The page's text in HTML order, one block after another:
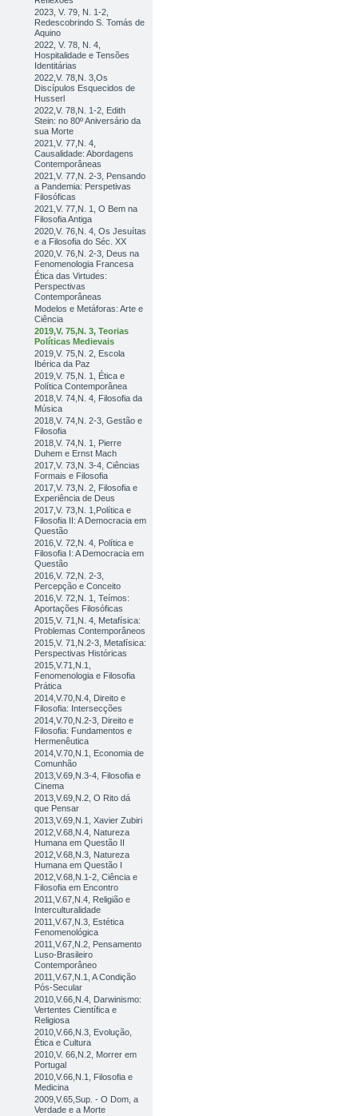
2023, V. 79, N. 1-2,
Redescobrindo S. Tomás de
Aquino
2022, V. 78, N. 4,
Hospitalidade e Tensões
Identitárias
2022,V. 78,N. 3,Os
Discípulos Esquecidos de
Husserl
2022,V. 78,N. 1-2, Edith
Stein: no 80º Aniversário da
sua Morte
2021,V. 77,N. 4,
Causalidade: Abordagens
Contemporâneas
2021,V. 77,N. 2-3, Pensando
a Pandemia: Perspetivas
Filosóficas
2021,V. 77,N. 1, O Bem na
Filosofia Antiga
2020,V. 76,N. 4, Os Jesuítas
e a Filosofia do Séc. XX
2020,V. 76,N. 2-3, Deus na
Fenomenologia Francesa
Ética das Virtudes:
Perspectivas
Contemporâneas
Modelos e Metáforas: Arte e
Ciência
2019,V. 75,N. 3, Teorias
Políticas Medievais
2019,V. 75,N. 2, Escola
Ibérica da Paz
2019,V. 75,N. 1, Ética e
Política Contemporânea
2018,V. 74,N. 4, Filosofia da
Música
2018,V. 74,N. 2-3, Gestão e
Filosofia
2018,V. 74,N. 1, Pierre
Duhem e Ernst Mach
2017,V. 73,N. 3-4, Ciências
Formais e Filosofia
2017,V. 73,N. 2, Filosofia e
Experiência de Deus
2017,V. 73,N. 1,Política e
Filosofia II: A Democracia em
Questão
2016,V. 72,N. 4, Política e
Filosofia I: A Democracia em
Questão
2016,V. 72,N. 2-3,
Percepção e Conceito
2016,V. 72,N. 1, Teímos:
Aportações Filosóficas
2015,V. 71,N. 4, Metafísica:
Problemas Contemporâneos
2015,V. 71,N.2-3, Metafísica:
Perspectivas Históricas
2015,V.71,N.1,
Fenomenologia e Filosofia
Prática
2014,V.70,N.4, Direito e
Filosofia: Intersecções
2014,V.70,N.2-3, Direito e
Filosofia: Fundamentos e
Hermenêutica
2014,V.70,N.1, Economia de
Comunhão
2013,V.69,N.3-4, Filosofia e
Cinema
2013,V.69,N.2, O Rito dá
que Pensar
2013,V.69,N.1, Xavier Zubiri
2012,V.68,N.4, Natureza
Humana em Questão II
2012,V.68,N.3, Natureza
Humana em Questão I
2012,V.68,N.1-2, Ciência e
Filosofia em Encontro
2011,V.67,N.4, Religião e
Interculturalidade
2011,V.67,N.3, Estética
Fenomenológica
2011,V.67,N.2, Pensamento
Luso-Brasileiro
Contemporâneo
2011,V.67,N.1, A Condição
Pós-Secular
2010,V.66,N.4, Darwinismo:
Vertentes Científica e
Religiosa
2010,V.66,N.3, Evolução,
Ética e Cultura
2010,V. 66,N.2, Morrer em
Portugal
2010,V.66,N.1, Filosofia e
Medicina
2009,V.65,Sup. - O Dom, a
Verdade e a Morte